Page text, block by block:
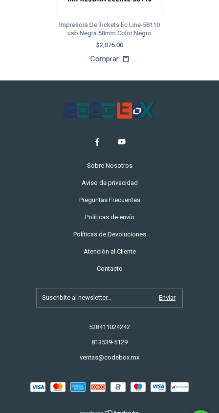
Impresora De Tickets Ec Line-58110
usb Negra 58mm Color Negro
$2,076.00
Sobre Nosotros
Aviso de privacidad
Preguntas Frecuentes
Políticas de envío
Políticas de Devoluciones
Atención al Cliente
Contacto
528411024242
813539-5129
ventas@codebox.mx